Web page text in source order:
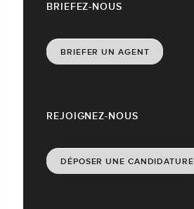
REJOIGNEZ-NOUS
DÉPOSER UNE CANDIDATURE
BRIEFEZ-NOUS
BRIEFER UN AGENT